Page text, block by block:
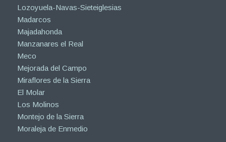
Lozoyuela-Navas-Sieteiglesias
Madarcos
Majadahonda
Manzanares el Real
Meco
Mejorada del Campo
Miraflores de la Sierra
El Molar
Los Molinos
Montejo de la Sierra
Moraleja de Enmedio